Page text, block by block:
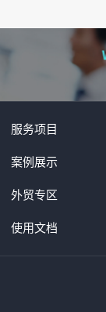
服务项目
案例展示
外贸专区
使用文档